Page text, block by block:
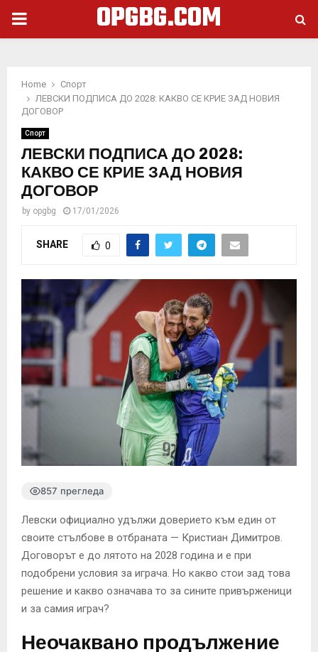
PRIMARY
OPGBG.COM
Home
Спорт
ЛЕВСКИ ПОДПИСА ДО 2028: КАКВО СЕ КРИЕ ЗАД НОВИЯ
ДОГОВОР
Спорт
ЛЕВСКИ ПОДПИСА ДО 2028:
КАКВО СЕ КРИЕ ЗАД НОВИЯ
ДОГОВОР
by opgbg 17/01/2026
SHARE 0
857 прегледа
Левски официално удължи доверието към един от
своите стълбове в отбраната — Кристиан Димитров.
Договорът е до лятото на 2028 година и е при
подобрени условия за играча. Но какво стои зад това
решение и какво означава то за сините привърженици
и за самия играч?
Неочаквано продължение